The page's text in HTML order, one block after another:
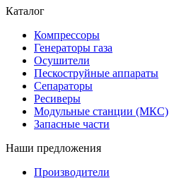
Каталог
Компрессоры
Генераторы газа
Осушители
Пескоструйные аппараты
Сепараторы
Ресиверы
Модульные станции (МКС)
Запасные части
Наши предложения
Производители